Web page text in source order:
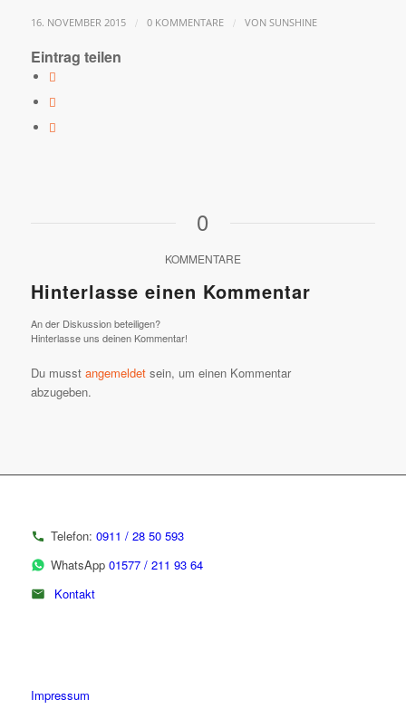
16. NOVEMBER 2015 / 0 KOMMENTARE / VON SUNSHINE
Eintrag teilen
0
KOMMENTARE
Hinterlasse einen Kommentar
An der Diskussion beteiligen?
Hinterlasse uns deinen Kommentar!
Du musst angemeldetsein, um einen Kommentar
abzugeben.
Telefon: 0911 / 28 50 593
WhatsApp 01577 / 211 93 64
Kontakt
Impressum